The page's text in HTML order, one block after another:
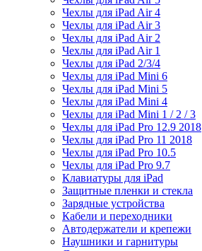
Чехлы для iPad Air 4
Чехлы для iPad Air 3
Чехлы для iPad Air 2
Чехлы для iPad Air 1
Чехлы для iPad 2/3/4
Чехлы для iPad Mini 6
Чехлы для iPad Mini 5
Чехлы для iPad Mini 4
Чехлы для iPad Mini 1 / 2 / 3
Чехлы для iPad Pro 12.9 2018
Чехлы для iPad Pro 11 2018
Чехлы для iPad Pro 10.5
Чехлы для iPad Pro 9.7
Клавиатуры для iPad
Защитные пленки и стекла
Зарядные устройства
Кабели и переходники
Автодержатели и крепежи
Наушники и гарнитуры